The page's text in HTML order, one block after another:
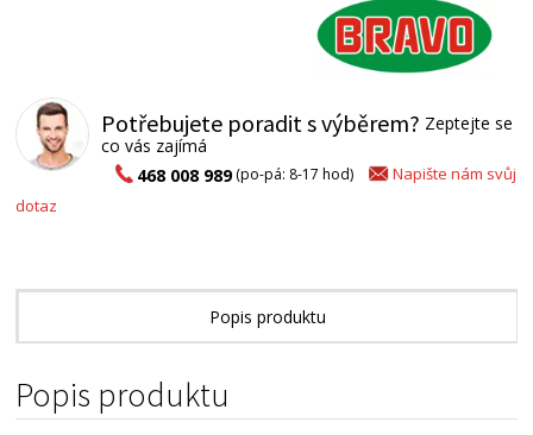
Potřebujete poradit s výběrem? Zeptejte se
co vás zajímá
468 008 989(po-pá: 8-17 hod)
Napište nám svůj
dotaz
Popis produktu
Přílohy ke stažení
Popis produktu